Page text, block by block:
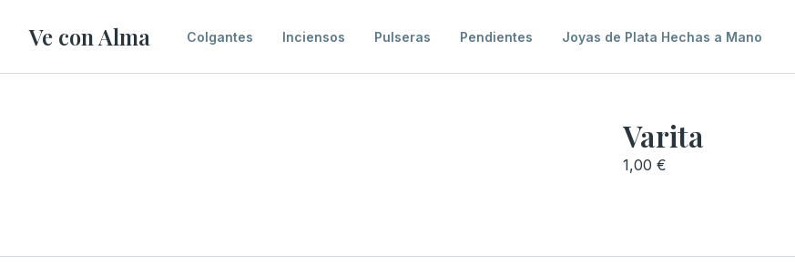
Ve con Alma Colgantes Inciensos Pulseras Pendientes Joyas de Plata Hechas a Mano
Varita
1,00 €